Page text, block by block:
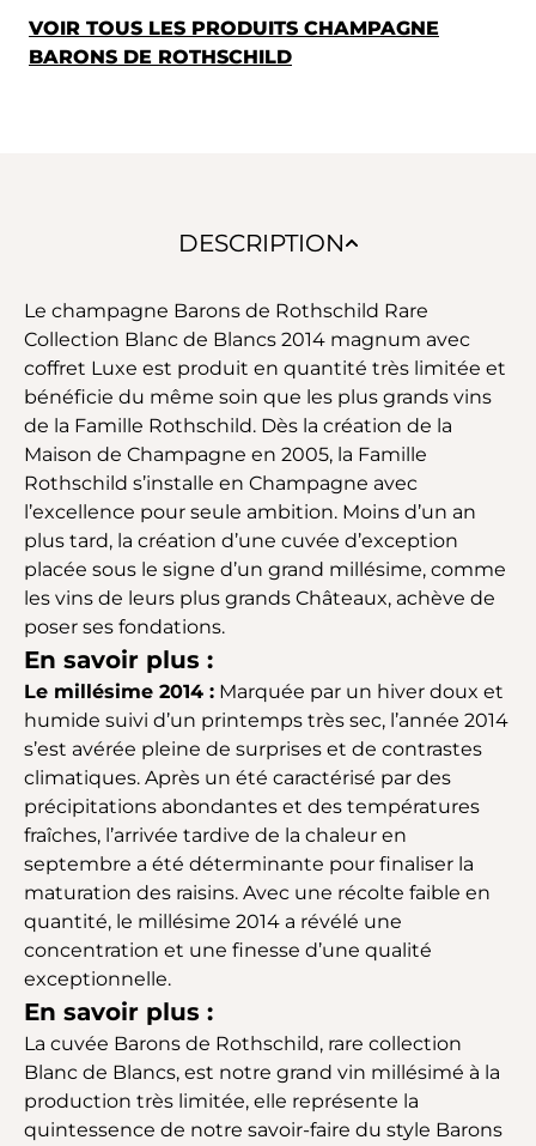
VOIR TOUS LES PRODUITS CHAMPAGNE
BARONS DE ROTHSCHILD
DESCRIPTION
Le champagne Barons de Rothschild Rare
Collection Blanc de Blancs 2014 magnum avec
coffret Luxe est produit en quantité très limitée et
bénéficie du même soin que les plus grands vins
de la Famille Rothschild. Dès la création de la
Maison de Champagne en 2005, la Famille
Rothschild s’installe en Champagne avec
l’excellence pour seule ambition. Moins d’un an
plus tard, la création d’une cuvée d’exception
placée sous le signe d’un grand millésime, comme
les vins de leurs plus grands Châteaux, achève de
poser ses fondations.
En savoir plus :
Le millésime 2014 : Marquée par un hiver doux et
humide suivi d’un printemps très sec, l’année 2014
s’est avérée pleine de surprises et de contrastes
climatiques. Après un été caractérisé par des
précipitations abondantes et des températures
fraîches, l’arrivée tardive de la chaleur en
septembre a été déterminante pour finaliser la
maturation des raisins. Avec une récolte faible en
quantité, le millésime 2014 a révélé une
concentration et une finesse d’une qualité
exceptionnelle.
En savoir plus :
La cuvée Barons de Rothschild, rare collection
Blanc de Blancs, est notre grand vin millésimé à la
production très limitée, elle représente la
quintessence de notre savoir-faire du style Barons